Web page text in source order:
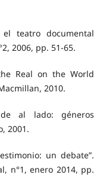
teatro documental
2006, pp. 51-65.
Real on the World
2010.
al lado: géneros
2001.
un debate”.
n°1, enero 2014, pp.